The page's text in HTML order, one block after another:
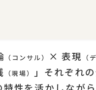
（コンサル） × 表現 （
（現場）
」それぞれ
特性を活かしなが